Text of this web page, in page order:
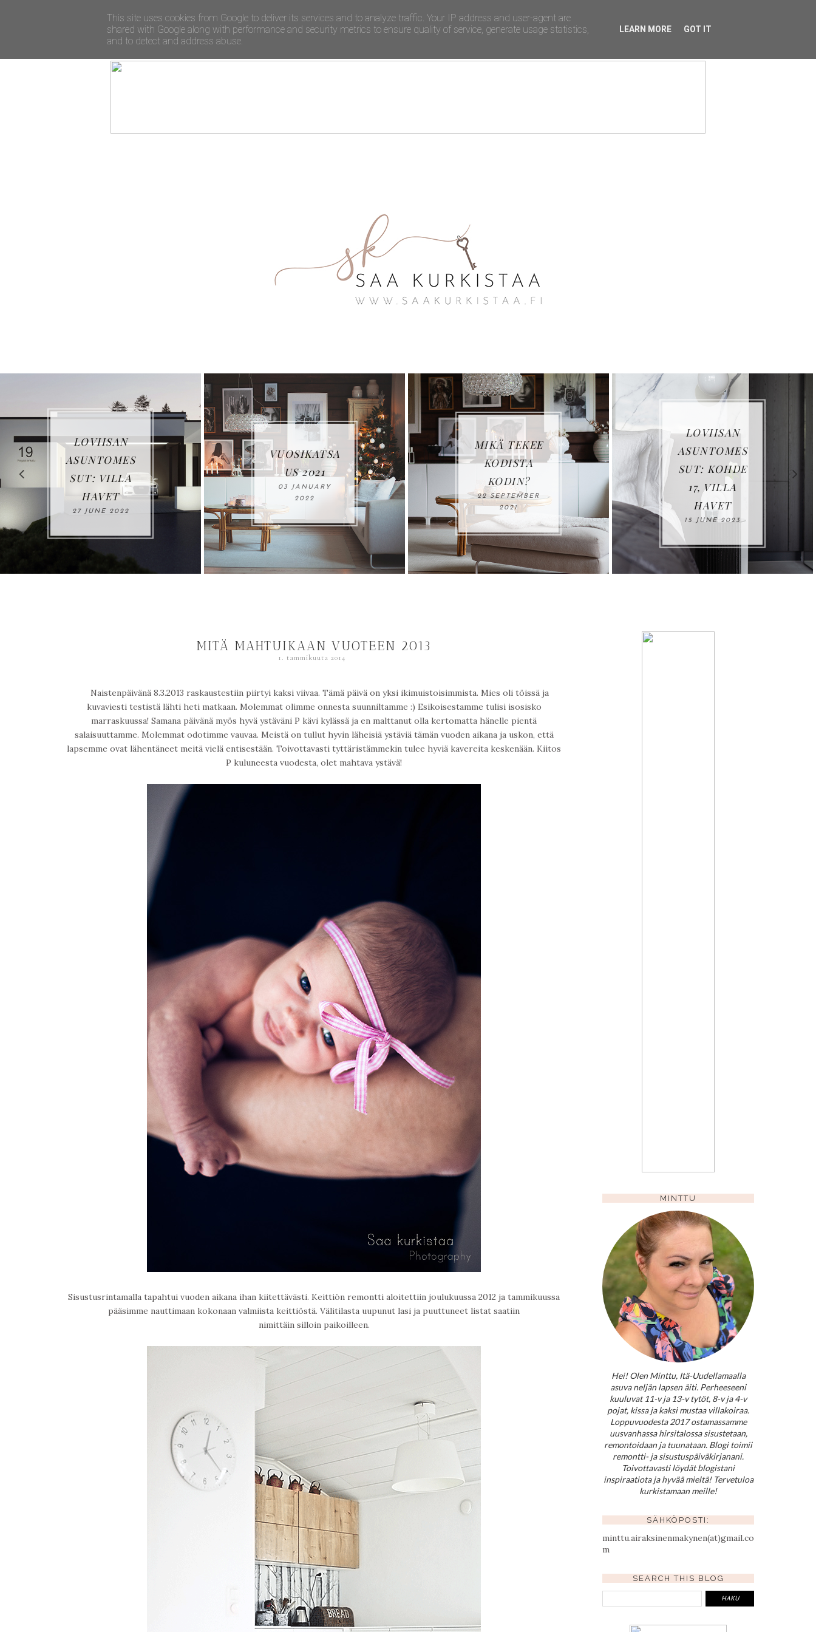
VUOSIKATSA
US 2021
03 JANUARY
2022
MIKÄ TEKEE
KODISTA
KODIN?
22 SEPTEMBER
LOVIISAN
ASUNTOMES
SUT: KOHDE
17, VILLA
HAVET
15 JUNE 2023
MINIKASVIH
UONE
VANHOISTA
IKKUNOISTA
25 AUGUST 2022
MITÄ MAHTUIKAAN VUOTEEN 2013
1. tammikuuta 2014
Naistenpäivänä 8.3.2013 raskaustestiin piirtyi kaksi viivaa. Tämä päivä on yksi ikimuistoisimmista. Mies oli töissä ja
kuvaviesti testistä lähti heti matkaan. Molemmat olimme onnesta suunniltamme :) Esikoisestamme tulisi isosisko
marraskuussa! Samana päivänä myös hyvä ystäväni P kävi kylässä ja en malttanut olla kertomatta hänelle pientä
salaisuuttamme. Molemmat odotimme vauvaa. Meistä on tullut hyvin läheisiä ystäviä tämän vuoden aikana ja uskon, että
lapsemme ovat lähentäneet meitä vielä entisestään. Toivottavasti tyttäristämmekin tulee hyviä kavereita keskenään. Kiitos
P kuluneesta vuodesta, olet mahtava ystävä!
Sisustusrintamalla tapahtui vuoden aikana ihan kiitettävästi. Keittiön remontti aloitettiin joulukuussa 2012 ja tammikuussa
pääsimme nauttimaan kokonaan valmiista keittiöstä. Välitilasta uupunut lasi ja puuttuneet listat saatiin
nimittäin silloin paikoilleen.
MINTTU
Hei! Olen Minttu, Itä-Uudellamaalla
asuva neljän lapsen äiti. Perheeseeni
kuuluvat 11-v ja 13-v tytöt, 8-v ja 4-v
pojat, kissa ja kaksi mustaa villakoiraa.
Loppuvuodesta 2017 ostamassamme
uusvanhassa hirsitalossa sisustetaan,
remontoidaan ja tuunataan. Blogi toimii
remontti- ja sisustuspäiväkirjanani.
Toivottavasti löydät blogistani
inspiraatiota ja hyvää mieltä! Tervetuloa
kurkistamaan meille!
SÄHKÖPOSTI:
minttu.airaksinenmakynen(at)gmail.co
m
SEARCH THIS BLOG
This site uses cookies from Google to deliver its services and to analyze traffic. Your IP address and user-agent are
shared with Google along with performance and security metrics to ensure quality of service, generate usage statistics,
and to detect and address abuse.
LEARN MORE GOT IT